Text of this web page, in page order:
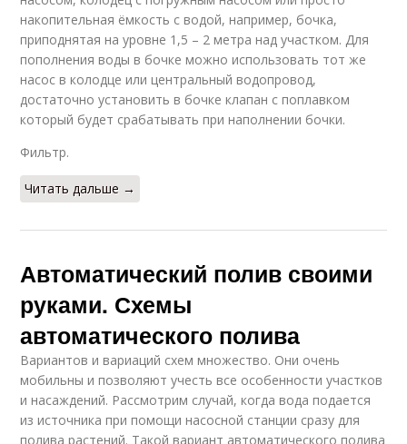
накопительная ёмкость с водой, например, бочка,
приподнятая на уровне 1,5 – 2 метра над участком. Для
пополнения воды в бочке можно использовать тот же
насос в колодце или центральный водопровод,
достаточно установить в бочке клапан с поплавком
который будет срабатывать при наполнении бочки.
Фильтр.
Читать дальше →
Автоматический полив своими
руками. Схемы
автоматического полива
Вариантов и вариаций схем множество. Они очень
мобильны и позволяют учесть все особенности участков
и насаждений. Рассмотрим случай, когда вода подается
из источника при помощи насосной станции сразу для
полива растений. Такой вариант автоматического полива